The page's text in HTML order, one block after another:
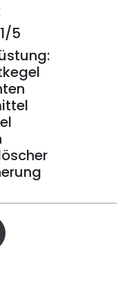
5